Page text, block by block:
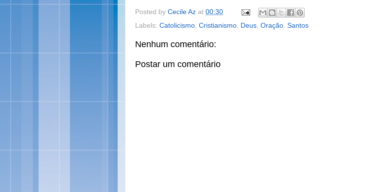
Posted by Cecile Az at 00:30
Labels: Catolicismo Cristianismo Deus Oração Santos
Nenhum comentário:
Postar um comentário